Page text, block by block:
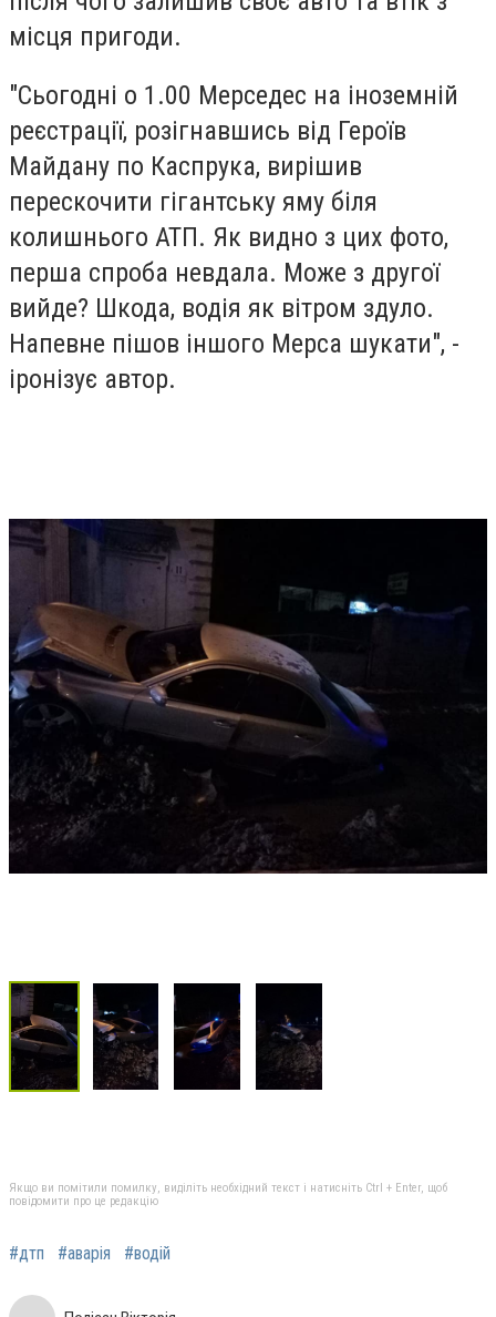
місця пригоди.
"Сьогодні о 1.00 Мерседес на іноземній
реєстрації, розігнавшись від Героїв
Майдану по Каспрука, вирішив
перескочити гігантську яму біля
колишнього АТП. Як видно з цих фото,
перша спроба невдала. Може з другої
вийде? Шкода, водія як вітром здуло.
Напевне пішов іншого Мерса шукати", -
іронізує автор.
Якщо ви помітили помилку, виділіть необхідний текст і натисніть Ctrl + Enter, щоб
повідомити про це редакцію
#дтп #аварія #водій